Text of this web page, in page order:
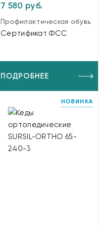
7 580 руб.
Профилактическая обувь
Сертификат ФСС
ПОДРОБНЕЕ
НОВИНКА